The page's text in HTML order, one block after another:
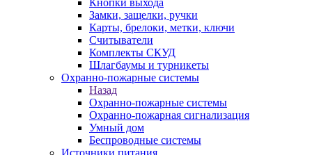
Кнопки выхода
Замки, защелки, ручки
Карты, брелоки, метки, ключи
Считыватели
Комплекты СКУД
Шлагбаумы и турникеты
Охранно-пожарные системы
Назад
Охранно-пожарные системы
Охранно-пожарная сигнализация
Умный дом
Беспроводные системы
Источники питания